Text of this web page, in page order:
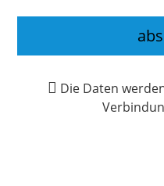
Die Daten